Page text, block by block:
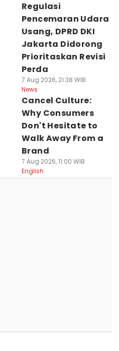
Regulasi
Pencemaran Udara
Usang, DPRD DKI
Jakarta Didorong
Prioritaskan Revisi
Perda
7 Aug 2026, 21:38 WIB
News
Cancel Culture:
Why Consumers
Don't Hesitate to
Walk Away From a
Brand
7 Aug 2026, 11:00 WIB
English